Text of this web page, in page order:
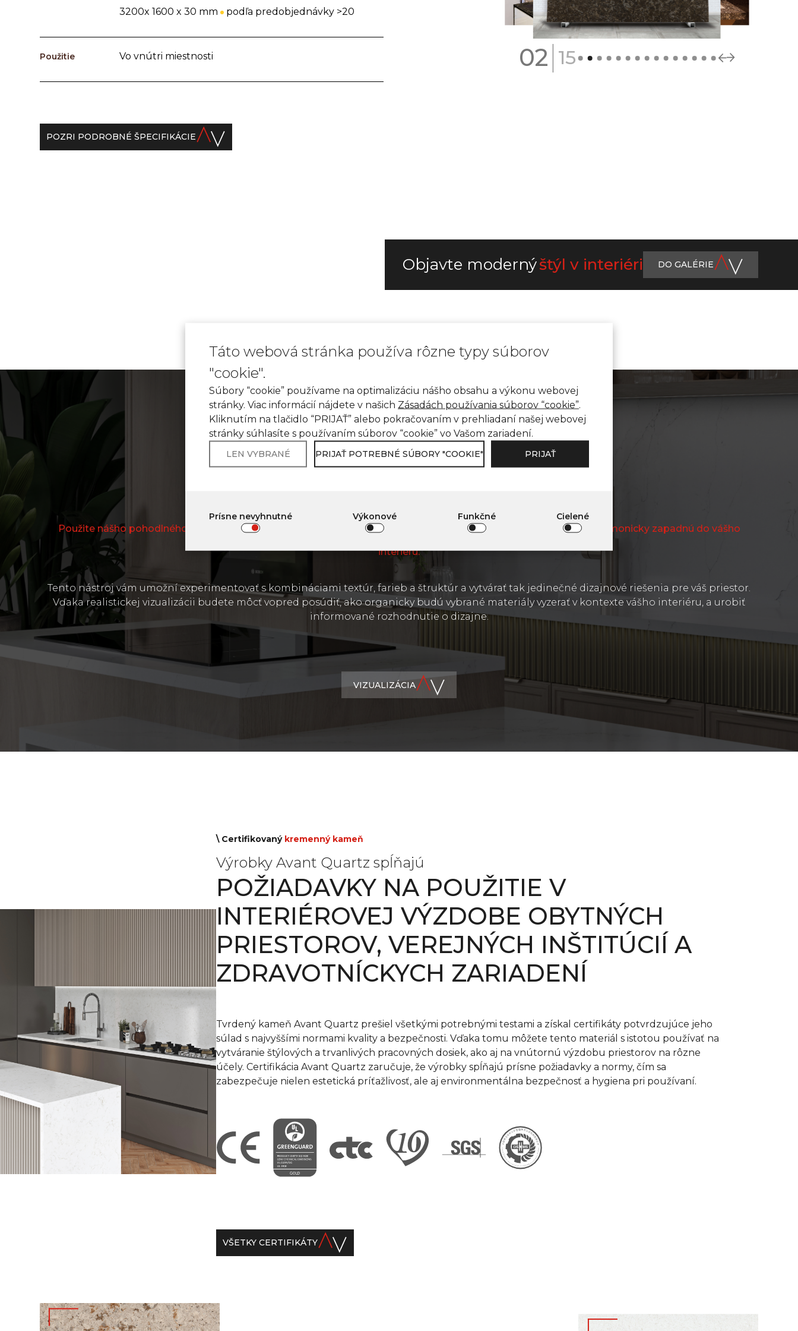
3200x 1600 x 30 mm podľa predobjednávky >20
Použitie Vo vnútri miestnosti
POZRI PODROBNÉ ŠPECIFIKÁCIE
02| 15
Objavte modernýštýl v interiéri DO GALÉRIE
\ Avant Quartz online dizajnér
Nájdite svoj dokonalý dizajn s
Použite nášho pohodlného online dizajnéra, aby ste videli, ako rôzne dekory kremenného kameňa Avant Quartz harmonicky zapadnú do vášho
interiéru.
Tento nástroj vám umožní experimentovať s kombináciami textúr, farieb a štruktúr a vytvárať tak jedinečné dizajnové riešenia pre váš priestor.
Vďaka realistickej vizualizácii budete môcť vopred posúdiť, ako organicky budú vybrané materiály vyzerať v kontexte vášho interiéru, a urobiť
informované rozhodnutie o dizajne.
VIZUALIZÁCIA
\ Certifikovaný kremenný kameň
Výrobky Avant Quartz spĺňajú
POŽIADAVKY NA POUŽITIE V
INTERIÉROVEJ VÝZDOBE OBYTNÝCH
PRIESTOROV, VEREJNÝCH INŠTITÚCIÍ A
ZDRAVOTNÍCKYCH ZARIADENÍ
Tvrdený kameň Avant Quartz prešiel všetkými potrebnými testami a získal certifikáty potvrdzujúce jeho
súlad s najvyššími normami kvality a bezpečnosti. Vďaka tomu môžete tento materiál s istotou používať na
vytváranie štýlových a trvanlivých pracovných dosiek, ako aj na vnútornú výzdobu priestorov na rôzne
účely. Certifikácia Avant Quartz zaručuje, že výrobky spĺňajú prísne požiadavky a normy, čím sa
zabezpečuje nielen estetická príťažlivosť, ale aj environmentálna bezpečnosť a hygiena pri používaní.
VŠETKY CERTIFIKÁTY
Táto webová stránka používa rôzne typy súborov
"cookie".
Súbory “cookie” používame na optimalizáciu nášho obsahu a výkonu webovej
stránky. Viac informácií nájdete v našich Zásadách používania súborov “cookie”.
Kliknutím na tlačidlo “PRIJAŤ” alebo pokračovaním v prehliadaní našej webovej
stránky súhlasíte s používaním súborov “cookie” vo Vašom zariadení.
LEN VYBRANÉ PRIJAŤ POTREBNÉ SÚBORY "COOKIE" PRIJAŤ
Prísne nevyhnutné Výkonové Funkčné Cielené